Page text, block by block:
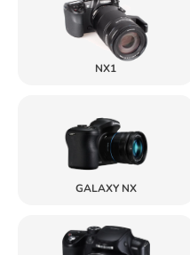
NX1
GALAXY NX